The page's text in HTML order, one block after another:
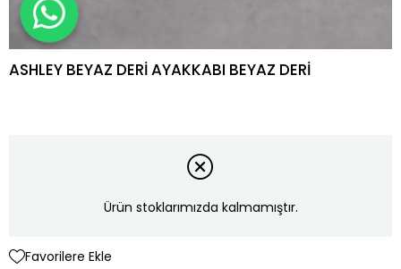
ASHLEY BEYAZ DERİ AYAKKABI BEYAZ DERİ
Ürün stoklarımızda kalmamıştır.
Favorilere Ekle